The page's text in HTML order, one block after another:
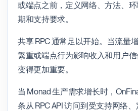
或端点之前，定义网络、方法、
期和支持要求。
共享 RPC 通常足以开始。当流量
繁重或端点行为影响收入和用户
变得更加重要。
当 Monad 生产需求增长时，
条从 RPC API 访问到受支持网络